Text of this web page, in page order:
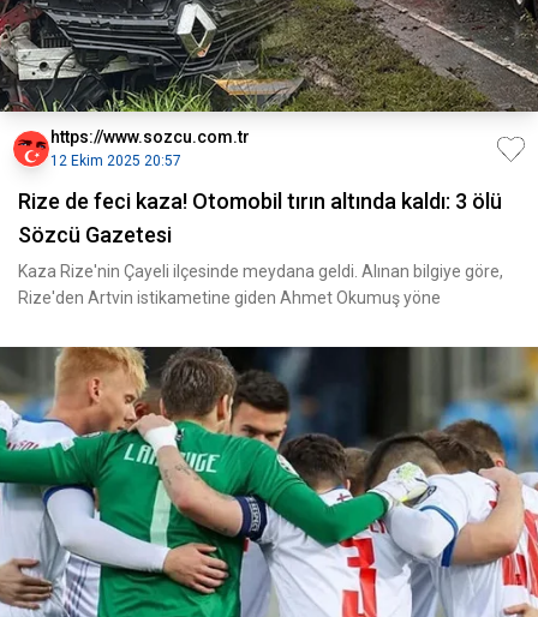
https://www.sozcu.com.tr
12 Ekim 2025 20:57
Rize de feci kaza! Otomobil tırın altında kaldı: 3 ölü
Sözcü Gazetesi
Kaza Rize'nin Çayeli ilçesinde meydana geldi. Alınan bilgiye göre,
Rize'den Artvin istikametine giden Ahmet Okumuş yöne